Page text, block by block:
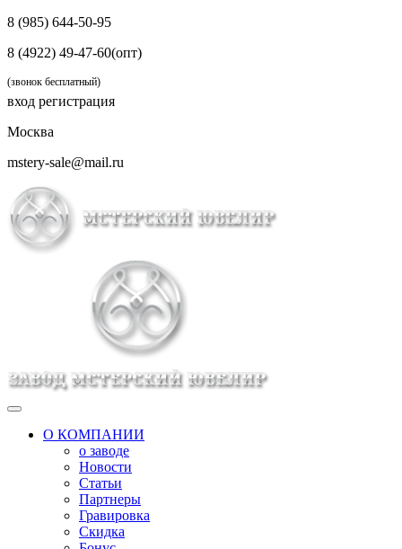
8 (985) 644-50-95
8 (4922) 49-47-60(опт)
(звонок бесплатный)
вход регистрация
Москва
mstery-sale@mail.ru
О КОМПАНИИ
о заводе
Новости
Статьи
Партнеры
Гравировка
Скидка